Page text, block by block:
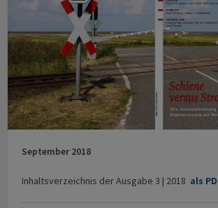
September 2018
Inhaltsverzeichnis der Ausgabe 3 | 2018 als